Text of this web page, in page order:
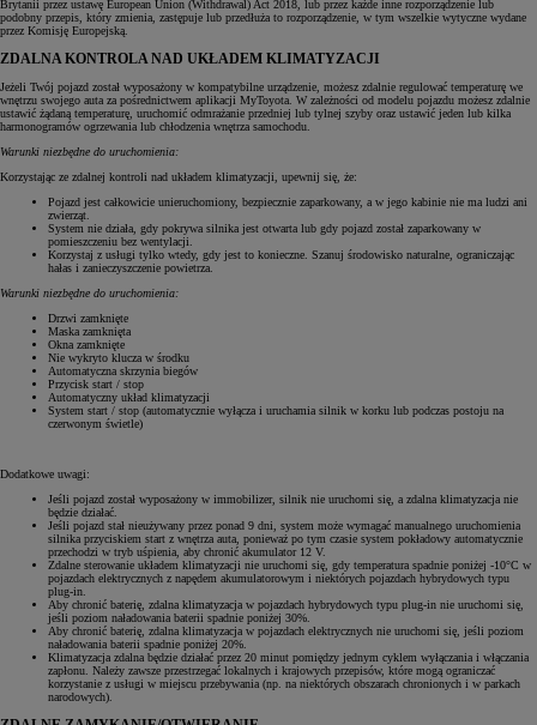
Brytanii przez ustawę European Union (Withdrawal) Act 2018, lub przez każde inne rozporządzenie lub
podobny przepis, który zmienia, zastępuje lub przedłuża to rozporządzenie, w tym wszelkie wytyczne wydane
przez Komisję Europejską.
ZDALNA KONTROLA NAD UKŁADEM KLIMATYZACJI
Jeżeli Twój pojazd został wyposażony w kompatybilne urządzenie, możesz zdalnie regulować temperaturę we
wnętrzu swojego auta za pośrednictwem aplikacji MyToyota. W zależności od modelu pojazdu możesz zdalnie
ustawić żądaną temperaturę, uruchomić odmrażanie przedniej lub tylnej szyby oraz ustawić jeden lub kilka
harmonogramów ogrzewania lub chłodzenia wnętrza samochodu.
Warunki niezbędne do uruchomienia:
Korzystając ze zdalnej kontroli nad układem klimatyzacji, upewnij się, że:
Pojazd jest całkowicie unieruchomiony, bezpiecznie zaparkowany, a w jego kabinie nie ma ludzi ani
zwierząt.
System nie działa, gdy pokrywa silnika jest otwarta lub gdy pojazd został zaparkowany w
pomieszczeniu bez wentylacji.
Korzystaj z usługi tylko wtedy, gdy jest to konieczne. Szanuj środowisko naturalne, ograniczając
hałas i zanieczyszczenie powietrza.
Warunki niezbędne do uruchomienia:
Drzwi zamknięte
Maska zamknięta
Okna zamknięte
Nie wykryto klucza w środku
Automatyczna skrzynia biegów
Przycisk start / stop
Automatyczny układ klimatyzacji
System start / stop (automatycznie wyłącza i uruchamia silnik w korku lub podczas postoju na
czerwonym świetle)
Dodatkowe uwagi:
Jeśli pojazd został wyposażony w immobilizer, silnik nie uruchomi się, a zdalna klimatyzacja nie
będzie działać.
Jeśli pojazd stał nieużywany przez ponad 9 dni, system może wymagać manualnego uruchomienia
silnika przyciskiem start z wnętrza auta, ponieważ po tym czasie system pokładowy automatycznie
przechodzi w tryb uśpienia, aby chronić akumulator 12 V.
Zdalne sterowanie układem klimatyzacji nie uruchomi się, gdy temperatura spadnie poniżej -10°C w
pojazdach elektrycznych z napędem akumulatorowym i niektórych pojazdach hybrydowych typu
plug-in.
Aby chronić baterię, zdalna klimatyzacja w pojazdach hybrydowych typu plug-in nie uruchomi się,
jeśli poziom naładowania baterii spadnie poniżej 30%.
Aby chronić baterię, zdalna klimatyzacja w pojazdach elektrycznych nie uruchomi się, jeśli poziom
naładowania baterii spadnie poniżej 20%.
Klimatyzacja zdalna będzie działać przez 20 minut pomiędzy jednym cyklem wyłączania i włączania
zapłonu. Należy zawsze przestrzegać lokalnych i krajowych przepisów, które mogą ograniczać
korzystanie z usługi w miejscu przebywania (np. na niektórych obszarach chronionych i w parkach
narodowych).